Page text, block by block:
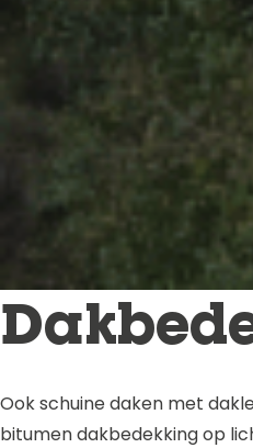
Ook schuine daken met
bitumen dakbedekking op